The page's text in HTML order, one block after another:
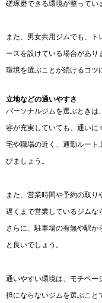
磋琢磨できる環境が整ってい
また、男女共用ジムでも、
ースを設けている場合があ
環境を選ぶことが続けるコツ
立地などの通いやすさ
パーソナルジムを選ぶときは
容が充実していても、通いに
宅や職場の近く、通勤ルート
びましょう。
また、営業時間や予約の取
遅くまで営業しているジムな
さらに、駐車場の有無や駅か
と良いでしょう。
通いやすい環境は、モチベー
担にならないジムを選ぶこと